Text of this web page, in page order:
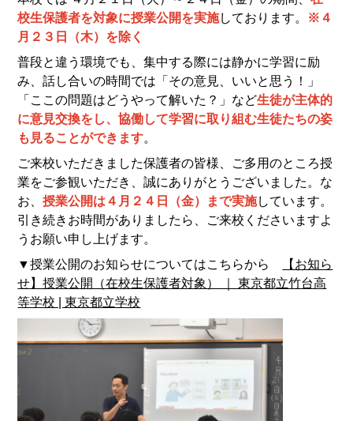
校生保護者を対象に授業公開を実施しております。 ※４
月２３日（木）を除く
普段と違う環境でも、集中する際には静かに学習に励
み、話し合いの時間では「その意見、いいと思う！」
「ここの問題はどうやって解いた？」など生徒が主体的
に意見交換をし、協働して学習に取り組む生徒たちの姿
も見ることができます。
ご来校いただきました保護者の皆様、ご多用のところ授
業をご参観いただき、誠にありがとうございました。な
お、授業公開は４月２４日（金）まで実施しています。
引き続きお時間がありましたら、ご来校くださいますよ
うお願い申し上げます。
▼授業公開のお知らせについてはこちらから
【お知ら
せ】授業公開（在校生保護者対象） ｜ 東京都立竹台高
等学校 | 東京都立学校